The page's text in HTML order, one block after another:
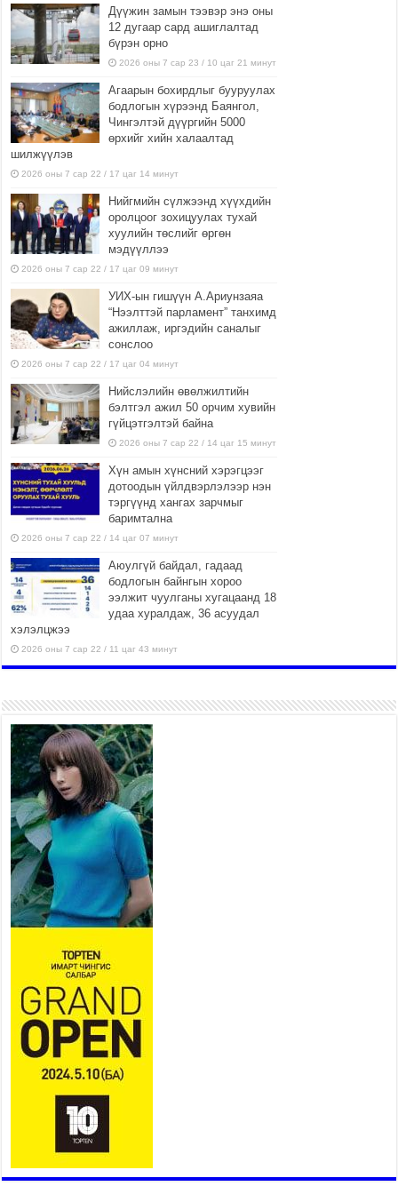
Дүүжин замын тээвэр энэ оны
12 дугаар сард ашиглалтад
бүрэн орно
2026 оны 7 сар 23 / 10 цаг 21 минут
Агаарын бохирдлыг бууруулах
бодлогын хүрээнд Баянгол,
Чингэлтэй дүүргийн 5000
өрхийг хийн халаалтад
шилжүүлэв
2026 оны 7 сар 22 / 17 цаг 14 минут
Нийгмийн сүлжээнд хүүхдийн
оролцоог зохицуулах тухай
хуулийн төслийг өргөн
мэдүүллээ
2026 оны 7 сар 22 / 17 цаг 09 минут
УИХ-ын гишүүн А.Ариунзаяа
“Нээлттэй парламент” танхимд
ажиллаж, иргэдийн саналыг
сонслоо
2026 оны 7 сар 22 / 17 цаг 04 минут
Нийслэлийн өвөлжилтийн
бэлтгэл ажил 50 орчим хувийн
гүйцэтгэлтэй байна
2026 оны 7 сар 22 / 14 цаг 15 минут
Хүн амын хүнсний хэрэгцээг
дотоодын үйлдвэрлэлээр нэн
тэргүүнд хангах зарчмыг
баримтална
2026 оны 7 сар 22 / 14 цаг 07 минут
Аюулгүй байдал, гадаад
бодлогын байнгын хороо
ээлжит чуулганы хугацаанд 18
удаа хуралдаж, 36 асуудал
хэлэлцжээ
2026 оны 7 сар 22 / 11 цаг 43 минут
боломжтой-Хүүхэд хөгжүүлэх
төв” байгуулах төсөлд төр,
хувийн хэвшлийн түншлэлийн хүрээнд хамтран
ажиллахыг урьж байна
2026 оны 7 сар 22 / 9 цаг 28 минут
Б.Пүрэвдагва: “Урт цагаан”-ыг
залуучууд чөлөөт цагаа
өнгөрүүлдэг, жуулчид зорьж
ирдэг цэг болгоно
2026 оны 7 сар 21 / 16 цаг 47 минут
Тусгай замын автобус /BRT/ төслийн удирдах
хорооны ээлжит хуралдаан боллоо
Ерөнхий сайд Н.Учрал БНХАУ-аас Монгол Улсад
суугаа Элчин сайд Шэнь Миньжюанийг хүлээн
авч уулзав
2026 оны 7 сар 21 / 16 цаг 39 минут
БҮГД НАЙРАМДАХ ТАЖИКИСТАН УЛСТАЙ
ЭДИЙН ЗАСГИЙН ХАМТЫН АЖИЛЛАГААГ
ӨРГӨЖҮҮЛНЭ
2026 оны 7 сар 21 / 16 цаг 34 минут
26,992 суралцагч хотхоны бага сургуульд, 8100
суралцагч төрөлжсөн ахлах сургуульд
суралцана
2026 оны 7 сар 21 / 13 цаг 43 минут